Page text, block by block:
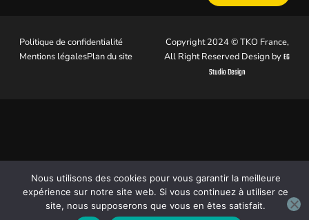
Politique de confidentialité
Mentions légalesPlan du site
Copyright 2024 © TKO France,
All Right Reserved Design byEG
Studio Design
Nous utilisons des cookies pour vous garantir la meilleure
expérience sur notre site web. Si vous continuez à utiliser ce
site, nous supposerons que vous en êtes satisfait.